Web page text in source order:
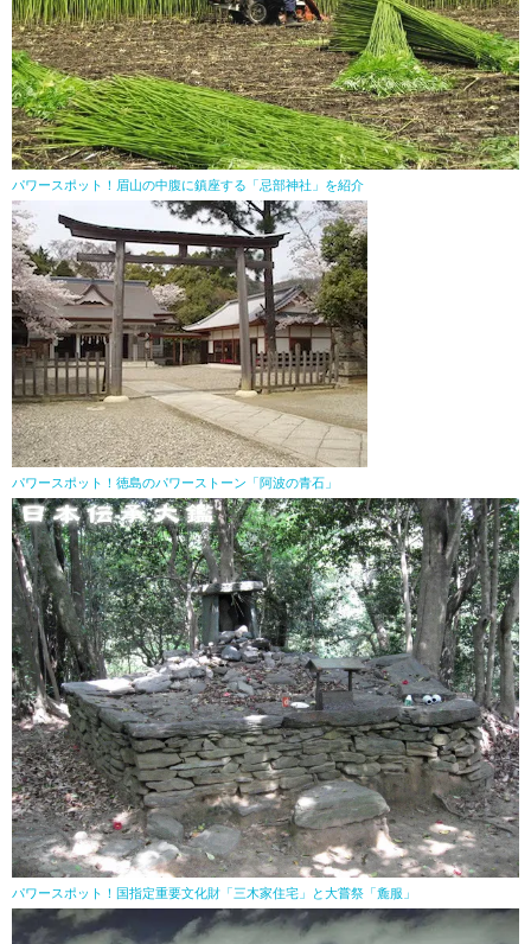
パワースポット！眉山の中腹に鎮座する「忌部神社」を紹介
パワースポット！徳島のパワーストーン「阿波の青石」
パワースポット！国指定重要文化財「三木家住宅」と大嘗祭「麁服」